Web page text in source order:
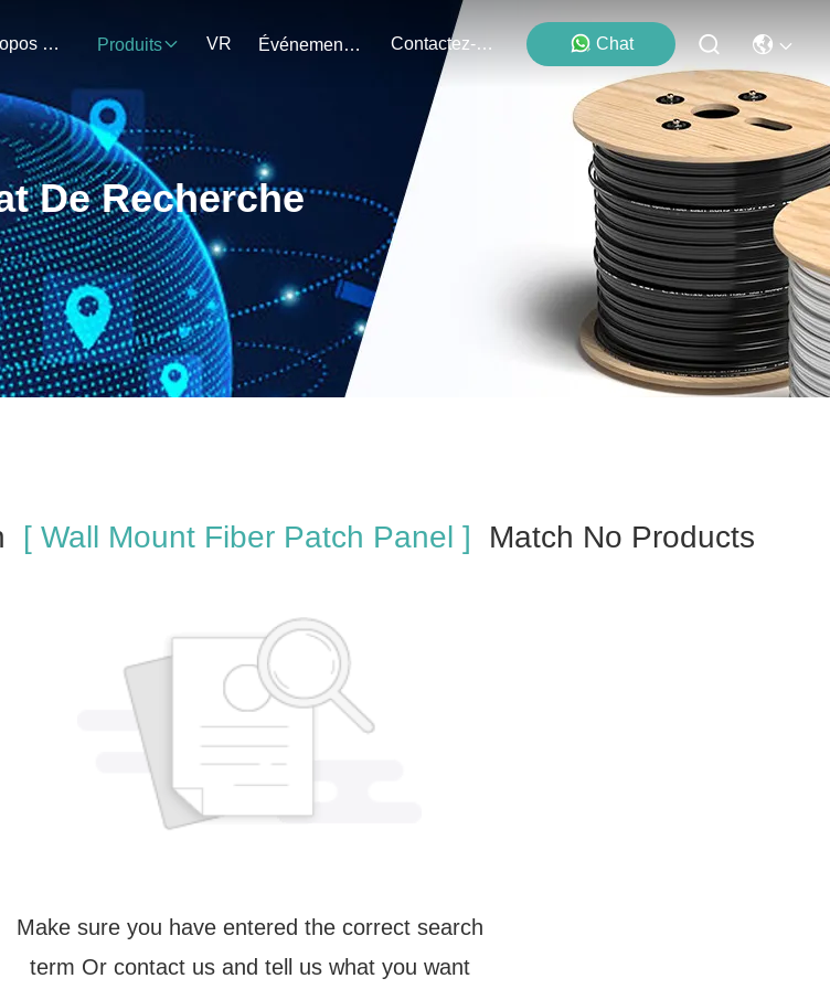
À Propos De Nous Produits VR Événements Contactez-Nous Chat
De Recherche
[ Wall Mount Fiber Patch Panel ] Match No Products
Make sure you have entered the correct search
term Or contact us and tell us what you want